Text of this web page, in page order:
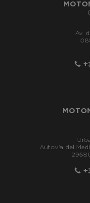
Av.
Autovía del